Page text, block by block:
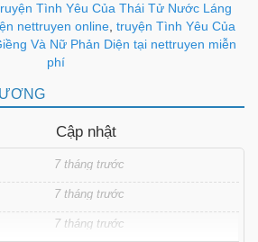
Tình Yêu Của Thái Tử Nước Láng
nettruyen online truyện Tình Yêu Của
Và Nữ Phản Diện tại nettruyen miễn
phí
Cập nhật
7 tháng trước
7 tháng trước
7 tháng trước